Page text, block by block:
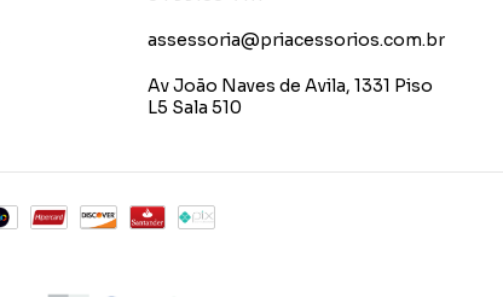
assessoria@priacessorios.com.br
Av João Naves de Avila, 1331 Piso
L5 Sala 510